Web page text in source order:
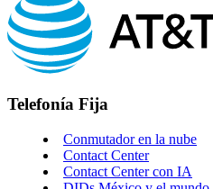
Telefonía Fija
Conmutador en la nube
Contact Center
Contact Center con IA